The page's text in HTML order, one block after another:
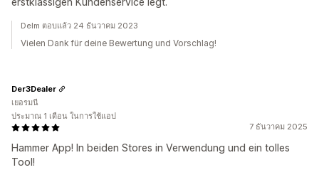
Delm ตอบแล้ว 24 ธันวาคม 2023
Vielen Dank für deine Bewertung und Vorschlag!
7 ธันวาคม 2025
Hammer App! In beiden Stores in Verwendung und ein tolles
Tool!
Der3Dealer
เยอรมนี
ประมาณ 1 เดือน ในการใช้แอป